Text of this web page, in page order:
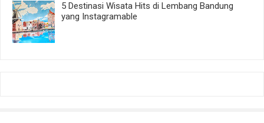
5 Destinasi Wisata Hits di Lembang Bandung
yang Instagramable